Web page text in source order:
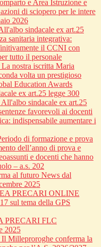
e Area Istruzione e
di sciopero per le intere
2026
sindacale ex art.25
sanitaria integrativa:
il CCNI con
tutto il personale
nostra iscritta Maria
volta un prestigioso
Education Awards
ex art.25 legge 300
sindacale ex art.25
favorevoli ai docenti
indispensabile aumentare i
di formazione e prova
dell’anno di prova e
e docenti che hanno
– a.s. 202
al futuro News dal
2025
PRECARI ONLINE
sul tema della GPS
PRECARI FLC
2025
Milleproroghe conferma la